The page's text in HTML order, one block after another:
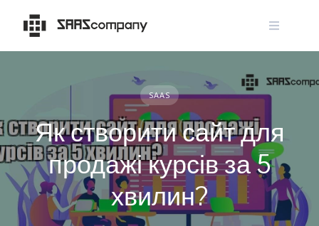
content
SAAS
Як створити сайт для
продажі курсів за 5
хвилин?